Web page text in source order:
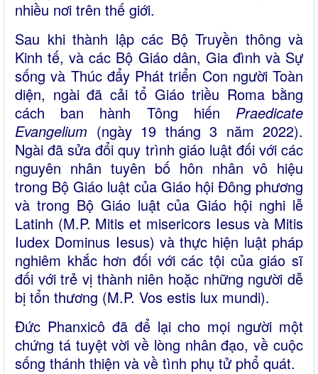
nhiều nơi trên thế giới.
Sau khi thành lập các Bộ Truyền thông và
Kinh tế, và các Bộ Giáo dân, Gia đình và Sự
sống và Thúc đẩy Phát triển Con người Toàn
diện, ngài đã cải tổ Giáo triều Roma bằng
cách ban hành Tông hiến Praedicate
Evangelium (ngày 19 tháng 3 năm 2022).
Ngài đã sửa đổi quy trình giáo luật đối với các
nguyên nhân tuyên bố hôn nhân vô hiệu
trong Bộ Giáo luật của Giáo hội Đông phương
và trong Bộ Giáo luật của Giáo hội nghi lễ
Latinh (M.P. Mitis et misericors Iesus và Mitis
Iudex Dominus Iesus) và thực hiện luật pháp
nghiêm khắc hơn đối với các tội của giáo sĩ
đối với trẻ vị thành niên hoặc những người dễ
bị tổn thương (M.P. Vos estis lux mundi).
Đức Phanxicô đã để lại cho mọi người một
chứng tá tuyệt vời về lòng nhân đạo, về cuộc
sống thánh thiện và về tình phụ tử phổ quát.